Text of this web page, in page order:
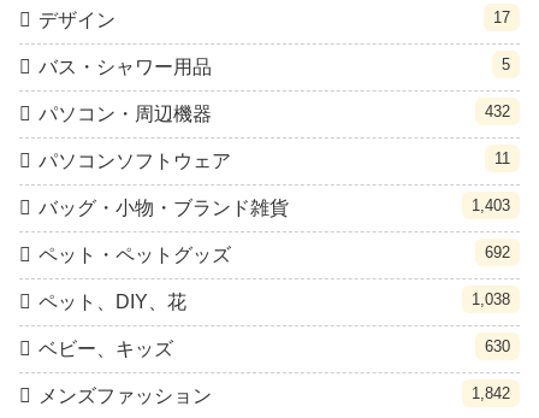
デザイン 17
バス・シャワー用品 5
パソコン・周辺機器 432
パソコンソフトウェア 11
バッグ・小物・ブランド雑貨 1,403
ペット・ペットグッズ 692
ペット、DIY、花 1,038
ベビー、キッズ 630
メンズファッション 1,842